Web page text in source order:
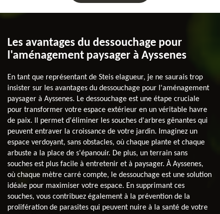
Les avantages du dessouchage pour
l'aménagement paysager à Ayssenes
En tant que représentant de Steis elagueur, je ne saurais trop
insister sur les avantages du dessouchage pour l'aménagement
paysager à Ayssenes. Le dessouchage est une étape cruciale
pour transformer votre espace extérieur en un véritable havre
de paix. Il permet d'éliminer les souches d'arbres gênantes qui
peuvent entraver la croissance de votre jardin. Imaginez un
espace verdoyant, sans obstacles, où chaque plante et chaque
arbuste a la place de s'épanouir. De plus, un terrain sans
souches est plus facile à entretenir et à paysager. À Ayssenes,
où chaque mètre carré compte, le dessouchage est une solution
idéale pour maximiser votre espace. En supprimant ces
souches, vous contribuez également à la prévention de la
prolifération de parasites qui peuvent nuire à la santé de votre